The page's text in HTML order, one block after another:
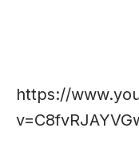
https://